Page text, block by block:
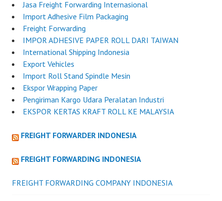
Jasa Freight Forwarding Internasional
Import Adhesive Film Packaging
Freight Forwarding
IMPOR ADHESIVE PAPER ROLL DARI TAIWAN
International Shipping Indonesia
Export Vehicles
Import Roll Stand Spindle Mesin
Ekspor Wrapping Paper
Pengiriman Kargo Udara Peralatan Industri
EKSPOR KERTAS KRAFT ROLL KE MALAYSIA
FREIGHT FORWARDER INDONESIA
FREIGHT FORWARDING INDONESIA
FREIGHT FORWARDING COMPANY INDONESIA